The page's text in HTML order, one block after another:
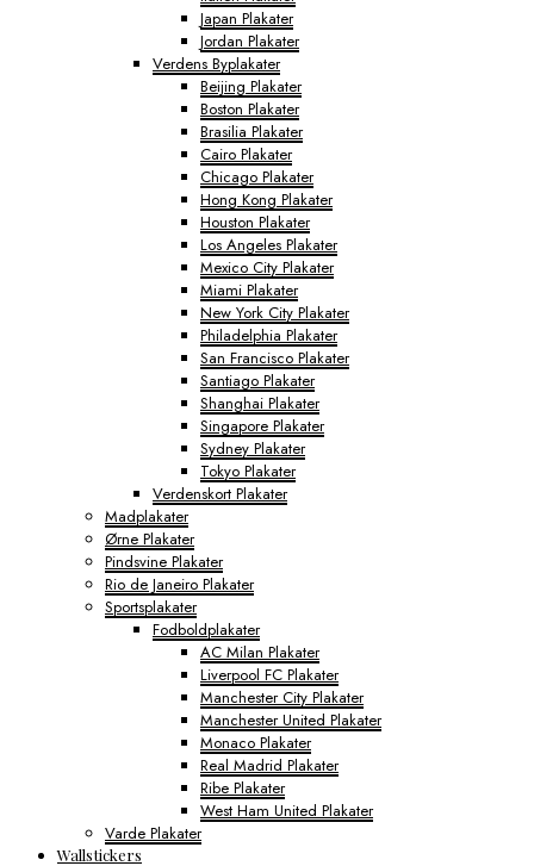
Japan Plakater
Jordan Plakater
Verdens Byplakater
Beijing Plakater
Boston Plakater
Brasilia Plakater
Cairo Plakater
Chicago Plakater
Hong Kong Plakater
Houston Plakater
Los Angeles Plakater
Mexico City Plakater
Miami Plakater
New York City Plakater
Philadelphia Plakater
San Francisco Plakater
Santiago Plakater
Shanghai Plakater
Singapore Plakater
Sydney Plakater
Tokyo Plakater
Verdenskort Plakater
Madplakater
Ørne Plakater
Pindsvine Plakater
Rio de Janeiro Plakater
Sportsplakater
Fodboldplakater
AC Milan Plakater
Liverpool FC Plakater
Manchester City Plakater
Manchester United Plakater
Monaco Plakater
Real Madrid Plakater
Ribe Plakater
West Ham United Plakater
Varde Plakater
Wallstickers